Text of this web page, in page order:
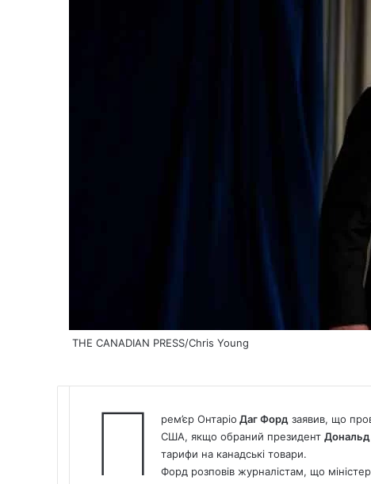
THE CANADIAN PRESS/Chris Young
П рем’єр Онтаріо Даг Форд заявив, що
США, якщо обраний президент
тарифи на канадські товари.
Форд розповів журналістам, що